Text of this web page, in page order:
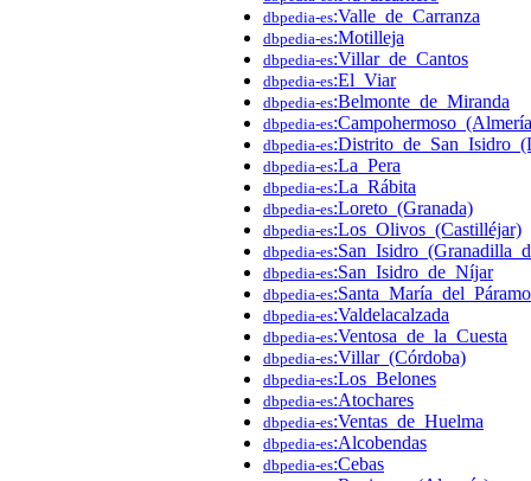
dbpedia-es:Valle_de_Carranza
dbpedia-es:Motilleja
dbpedia-es:Villar_de_Cantos
dbpedia-es:El_Viar
dbpedia-es:Belmonte_de_Miranda
dbpedia-es
dbpedia-es
dbpedia-es:La_Pera
dbpedia-es:La_Rábita
dbpedia-es:Loreto_(Granada)
dbpedia-es:Los_Olivos_(Castilléjar)
dbpedia-es
dbpedia-es:San_Isidro_de_Níjar
dbpedia-es:Santa_María_del_Páramo
dbpedia-es:Valdelacalzada
dbpedia-es:Ventosa_de_la_Cuesta
dbpedia-es:Villar_(Córdoba)
dbpedia-es:Los_Belones
dbpedia-es:Atochares
dbpedia-es:Ventas_de_Huelma
dbpedia-es:Alcobendas
dbpedia-es:Cebas